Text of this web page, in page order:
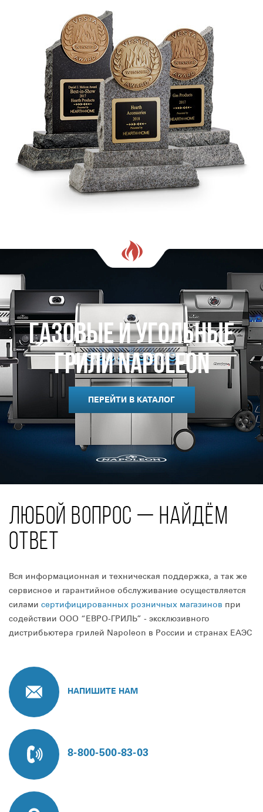
Газовые и Угольные
Грили Napoleon
ПЕРЕЙТИ В КАТАЛОГ
ЛЮБОЙ ВОПРОС — НАЙДЁМ
ОТВЕТ
Вся информационная и техническая поддержка, а так же
сервисное и гарантийное обслуживание осуществляется
силами сертифицированных розничных магазинов при
содействии ООО “ЕВРО-ГРИЛЬ” - эксклюзивного
дистрибьютера грилей Napoleon в России и странах ЕАЭС
НАПИШИТЕ НАМ
8-800-500-83-03